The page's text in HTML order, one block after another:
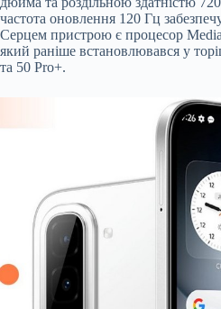
частота оновлення 120 Гц
Серцем пристрою є процесор
який раніше встановлювався у
та 50 Pro+.